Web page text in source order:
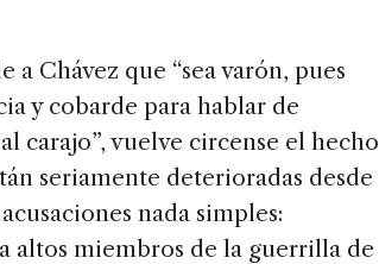
Chávez que “sea varón, pues
y cobarde para hablar de
carajo”, vuelve circense el hecho
seriamente deterioradas desde
nada simples:
altos miembros de la guerrilla de